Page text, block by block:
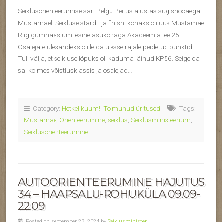
Seiklusorienteerumise sari Pelgu Peitus alustas sügishooaega
Mustamäel. Seikluse stardi- ja finishi kohaks oli uus Mustamäe
Riigigümnaasiumi esine asukohaga Akadeemia tee 25.
Osalejate ülesandeks oli leida ülesse rajale peidetud punktid.
Tuli välja, et seikluse lõpuks oli kaduma läinud KP56. Seigelda
sai kolmes võistlusklassis ja osalejad…
Category: Hetkel kuum! Toimunud üritused
Tags:
Mustamäe Orienteerumine seiklus Seiklusministeerium
Seiklusorienteerumine
AUTOORIENTEERUMINE HAJUTUS
34 – HAAPSALU-ROHUKÜLA 09.09-
22.09